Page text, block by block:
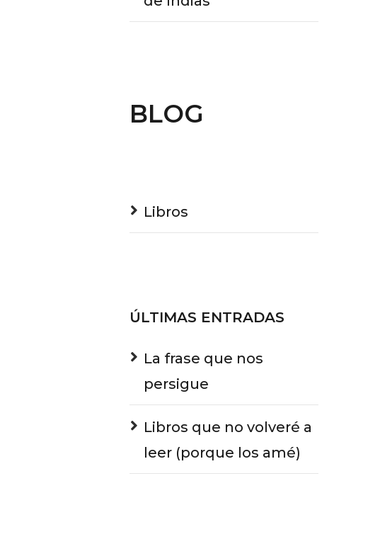
BLOG
Libros
ÚLTIMAS ENTRADAS
La frase que nos
persigue
Libros que no volveré a
leer (porque los amé)